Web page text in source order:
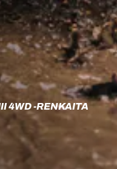
4WD -RENKAITA